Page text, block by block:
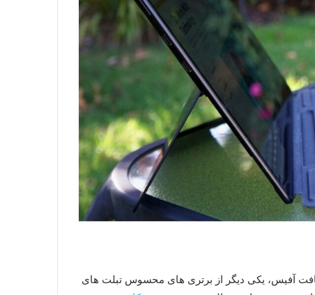
آفیس، یکی دیگر از برتری های محسوس تبلت های